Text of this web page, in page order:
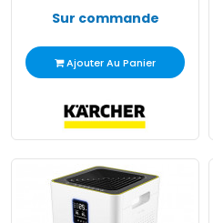
Sur commande
Ajouter Au Panier